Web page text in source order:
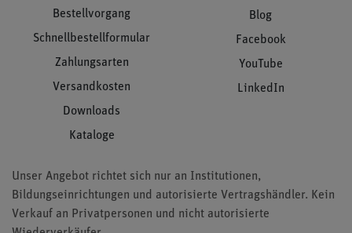
Bestellvorgang
Schnellbestellformular
Zahlungsarten
Versandkosten
Downloads
Kataloge
Blog
Facebook
YouTube
LinkedIn
Unser Angebot richtet sich nur an Institutionen,
Bildungseinrichtungen und autorisierte Vertragshändler. Kein
Verkauf an Privatpersonen und nicht autorisierte